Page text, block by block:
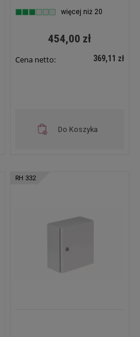
więcej niż 20
454,00 zł
Cena netto: 369,11 zł
Do Koszyka
RH 332